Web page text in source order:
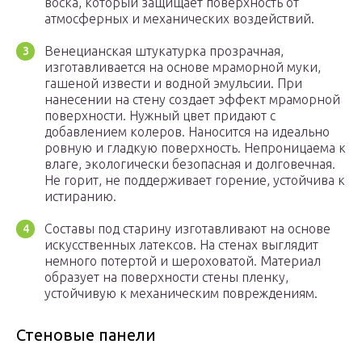
атмосферных и механических воздействий.
Венецианская штукатурка прозрачная,
изготавливается на основе мраморной муки,
гашеной извести и водной эмульсии. При
нанесении на стену создает эффект мраморной
поверхности. Нужный цвет придают с
добавлением колеров. Наносится на идеально
ровную и гладкую поверхность. Непроницаема к
влаге, экологически безопасная и долговечная.
Не горит, не поддерживает горение, устойчива к
истиранию.
Составы под старину изготавливают на основе
искусственных латексов. На стенах выглядит
немного потертой и шероховатой. Материал
образует на поверхности стены пленку,
устойчивую к механическим повреждениям.
Стеновые панели